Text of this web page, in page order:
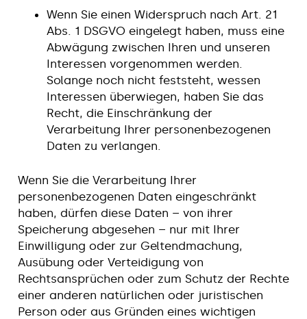
Wenn Sie einen Widerspruch nach Art. 21
Abs. 1 DSGVO eingelegt haben, muss eine
Abwägung zwischen Ihren und unseren
Interessen vorgenommen werden.
Solange noch nicht feststeht, wessen
Interessen überwiegen, haben Sie das
Recht, die Einschränkung der
Verarbeitung Ihrer personenbezogenen
Daten zu verlangen.
Wenn Sie die Verarbeitung Ihrer
personenbezogenen Daten eingeschränkt
haben, dürfen diese Daten – von ihrer
Speicherung abgesehen – nur mit Ihrer
Einwilligung oder zur Geltendmachung,
Ausübung oder Verteidigung von
Rechtsansprüchen oder zum Schutz der Rechte
einer anderen natürlichen oder juristischen
Person oder aus Gründen eines wichtigen